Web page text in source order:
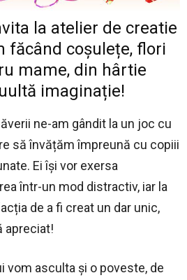
la atelier de creatie
făcând coșulețe, flori
mame, din hârtie
imaginație!
ne-am gândit la un joc cu
să învățăm împreună cu copiii
Ei își vor exersa
într-un mod distractiv, iar la
de a fi creat un dar unic,
apreciat!
vom asculta și o poveste, de